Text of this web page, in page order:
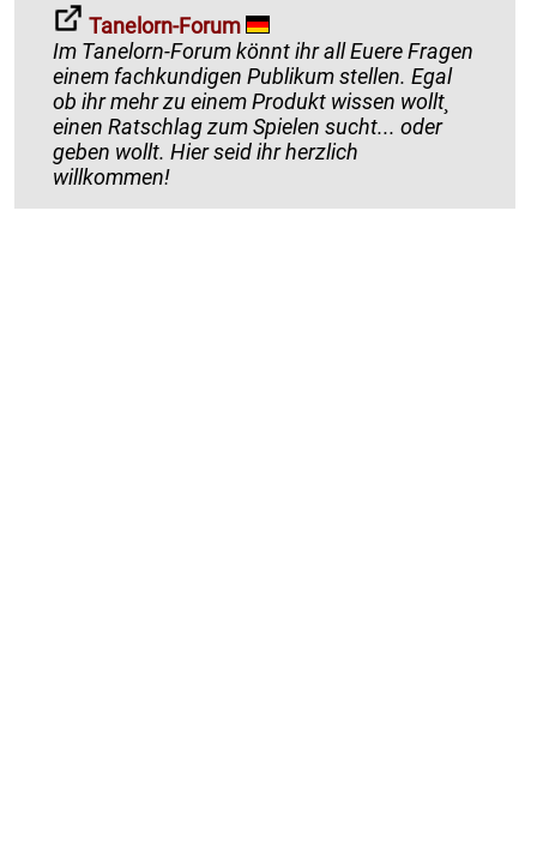
Tanelorn-Forum
Im Tanelorn-Forum könnt ihr all Euere Fragen
einem fachkundigen Publikum stellen. Egal
ob ihr mehr zu einem Produkt wissen wollt¸
einen Ratschlag zum Spielen sucht... oder
geben wollt. Hier seid ihr herzlich
willkommen!